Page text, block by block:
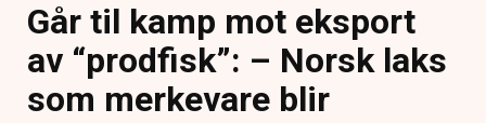
Går til kamp mot eksport
av “prodfisk”: – Norsk laks
som merkevare blir